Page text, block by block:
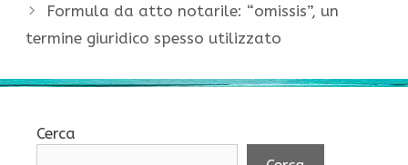
Formula da atto notarile: “omissis”, un
termine giuridico spesso utilizzato
Cerca